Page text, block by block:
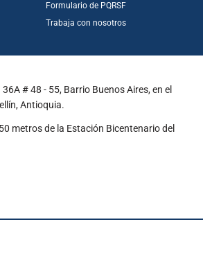
Formulario de PQRSF
Trabaja con nosotros
# 48 - 55, Barrio Buenos Aires, en el
Antioquia.
metros de la Estación Bicentenario del